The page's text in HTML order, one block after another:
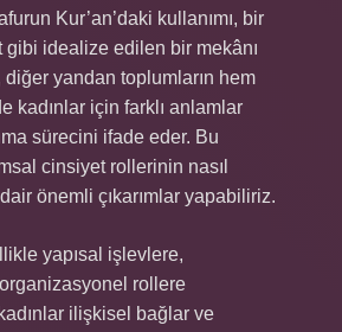
Kur’an’daki kullanımı, bir
gibi idealize edilen bir mekânı
yandan toplumların hem
kadınlar için farklı anlamlar
sürecini ifade eder. Bu
cinsiyet rollerinin nasıl
önemli çıkarımlar yapabiliriz.
yapısal işlevlere,
rollere
ilişkisel bağlar ve